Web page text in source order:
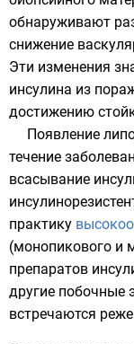
обнаруживают
снижение
Эти изменения
инсулина из
достижению
Появление
течение
всасывание
практику
(монопикового и
препаратов
другие побочные
встречаются